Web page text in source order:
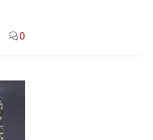
0